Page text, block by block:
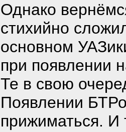
Однако
стихийно
основном
при появлении
Те в свою
Появлении
прижиматься.